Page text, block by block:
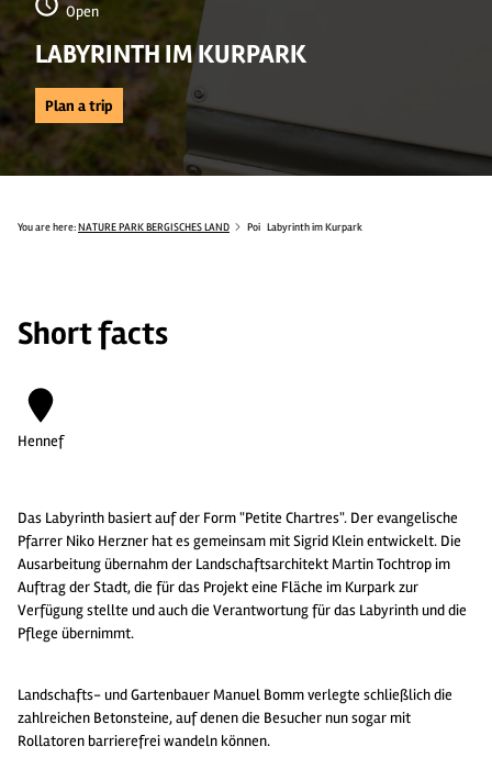
Open
LABYRINTH IM KURPARK
Plan a trip
You are here: NATURE PARK BERGISCHES LAND Poi Labyrinth im Kurpark
Short facts
Hennef
Das Labyrinth basiert auf der Form "Petite Chartres". Der evangelische
Pfarrer Niko Herzner hat es gemeinsam mit Sigrid Klein entwickelt. Die
Ausarbeitung übernahm der Landschaftsarchitekt Martin Tochtrop im
Auftrag der Stadt, die für das Projekt eine Fläche im Kurpark zur
Verfügung stellte und auch die Verantwortung für das Labyrinth und die
Pflege übernimmt.
Landschafts- und Gartenbauer Manuel Bomm verlegte schließlich die
zahlreichen Betonsteine, auf denen die Besucher nun sogar mit
Rollatoren barrierefrei wandeln können.